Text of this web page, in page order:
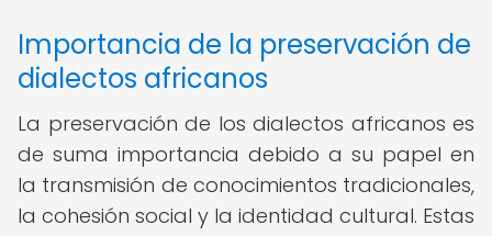
Importancia de la preservación de
dialectos africanos
La preservación de los dialectos africanos es
de suma importancia debido a su papel en
la transmisión de conocimientos tradicionales,
la cohesión social y la identidad cultural. Estas